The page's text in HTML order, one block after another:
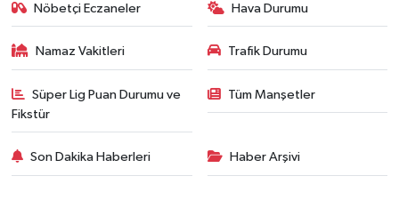
Nöbetçi Eczaneler Hava Durumu
Namaz Vakitleri Trafik Durumu
Süper Lig Puan Durumu ve
Fikstür
Tüm Manşetler
Son Dakika Haberleri Haber Arşivi